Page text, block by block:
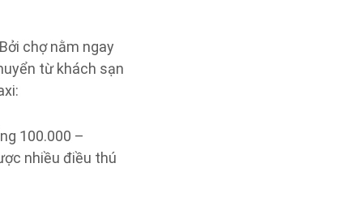
chợ nằm ngay
từ khách sạn
100.000 –
nhiều điều thú